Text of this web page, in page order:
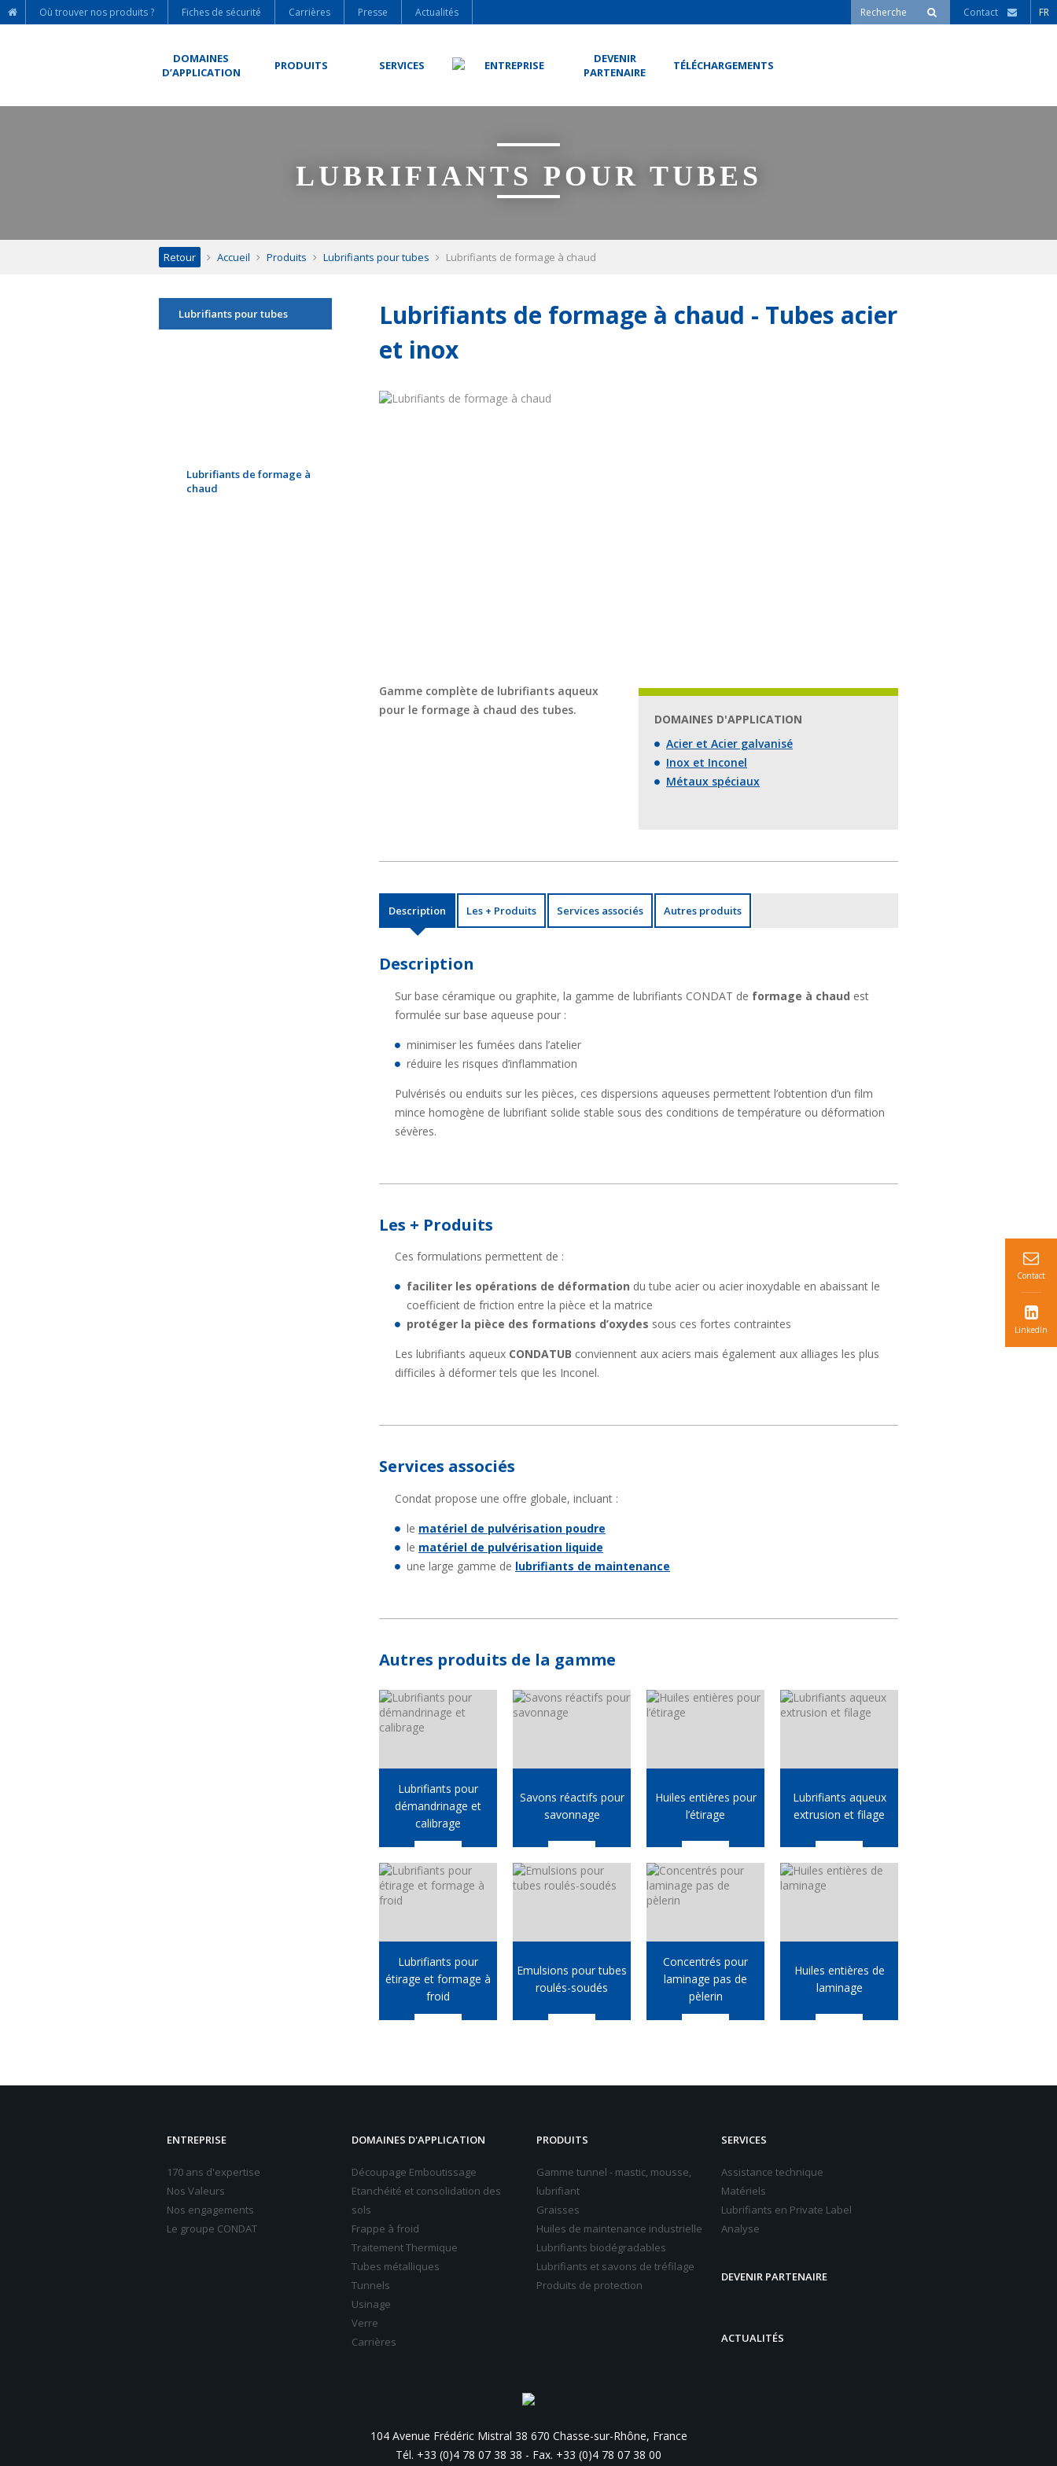
Où trouver nos produits ? Fiches de sécurité Carrières Presse Actualités Contact FR
DOMAINES
D’APPLICATION
PRODUITS SERVICES ENTREPRISE
DEVENIR
PARTENAIRE
TÉLÉCHARGEMENTS
LUBRIFIANTS POUR TUBES
Retour Accueil Produits Lubrifiants pour tubes Lubrifiants de formage à chaud
Lubrifiants pour tubes
Lubrifiants de formage à
chaud
Lubrifiants de formage à chaud - Tubes acier
et inox
Gamme complète de lubrifiants aqueux
pour le formage à chaud des tubes.
DOMAINES D'APPLICATION
Acier et Acier galvanisé
Inox et Inconel
Métaux spéciaux
Description Les + Produits Services associés Autres produits
Description
Sur base céramique ou graphite, la gamme de lubrifiants CONDAT de formage à chaud est
formulée sur base aqueuse pour :
minimiser les fumées dans l’atelier
réduire les risques d’inflammation
Pulvérisés ou enduits sur les pièces, ces dispersions aqueuses permettent l’obtention d’un film
mince homogène de lubrifiant solide stable sous des conditions de température ou déformation
sévères.
Les + Produits
Ces formulations permettent de :
faciliter les opérations de déformation du tube acier ou acier inoxydable en abaissant le
coefficient de friction entre la pièce et la matrice
protéger la pièce des formations d’oxydes sous ces fortes contraintes
Les lubrifiants aqueux CONDATUB conviennent aux aciers mais également aux alliages les plus
difficiles à déformer tels que les Inconel.
Services associés
Condat propose une offre globale, incluant :
le matériel de pulvérisation poudre
le matériel de pulvérisation liquide
une large gamme de lubrifiants de maintenance
Autres produits de la gamme
Lubrifiants pour
démandrinage et
calibrage
Savons réactifs pour
savonnage
Huiles entières pour
l’étirage
Lubrifiants aqueux
extrusion et filage
Lubrifiants pour
étirage et formage à
froid
Emulsions pour tubes
roulés-soudés
Concentrés pour
laminage pas de
pèlerin
Huiles entières de
laminage
ENTREPRISE
170 ans d'expertise
Nos Valeurs
Nos engagements
Le groupe CONDAT
DOMAINES D'APPLICATION
Découpage Emboutissage
Etanchéité et consolidation des
sols
Frappe à froid
Traitement Thermique
Tubes métalliques
Tunnels
Usinage
Verre
Carrières
PRODUITS
Gamme tunnel - mastic, mousse,
lubrifiant
Graisses
Huiles de maintenance industrielle
Lubrifiants biodégradables
Lubrifiants et savons de tréfilage
Produits de protection
SERVICES
Assistance technique
Matériels
Lubrifiants en Private Label
Analyse
DEVENIR PARTENAIRE
ACTUALITÉS
104 Avenue Frédéric Mistral 38 670 Chasse-sur-Rhône, France
Tél. +33 (0)4 78 07 38 38 - Fax. +33 (0)4 78 07 38 00
Contact
LinkedIn